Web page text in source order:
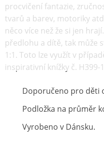
procvičení fantazie,
tvarů a barev, motoriky
něco více než že si jen
předlohu a dítě, tak může
1:1. Toto lze využít v
inspirativní knížky č. H399-
Doporučeno pro děti
Podložka na průměr
Vyrobeno v Dánsku.